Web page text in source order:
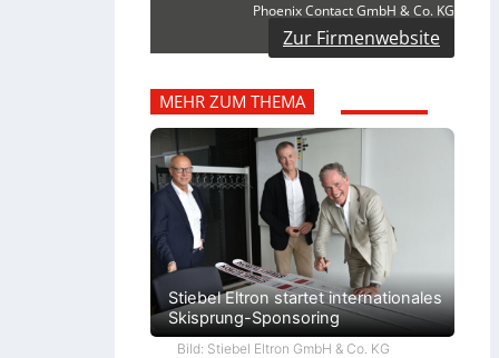
Phoenix Contact GmbH & Co. KG
Zur Firmenwebsite
MEHR ZUM THEMA
Stiebel Eltron startet internationales
Skisprung-Sponsoring
Bild: Stiebel Eltron GmbH & Co. KG